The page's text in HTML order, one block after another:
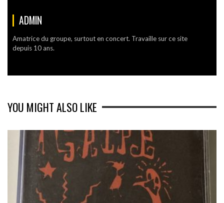
ADMIN
Amatrice du groupe, surtout en concert. Travaille sur ce site
depuis 10 ans.
YOU MIGHT ALSO LIKE